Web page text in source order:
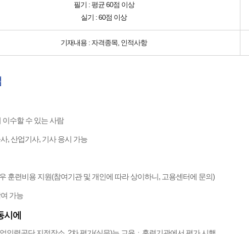
필기 : 평균 60점 이상
실기 : 60점 이상
기재내용 : 자격종목, 인적사항
이수할 수 있는 사람
, 산업기사, 기사 응시 가능
훈련비용 지원(참여기관 및 개인에 따라 상이하니, 고용센터에 문의)
가능
에